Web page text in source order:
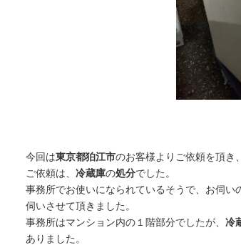
今回は東京都狛江市のお客様よりご依頼を頂き、
ご依頼は、 冷蔵庫の処分でした。
事務所でお使いになられているそうで、お伺
伺いさせて頂きました。
事務所はマンション内の１階部分でしたが、 冷
ありました。